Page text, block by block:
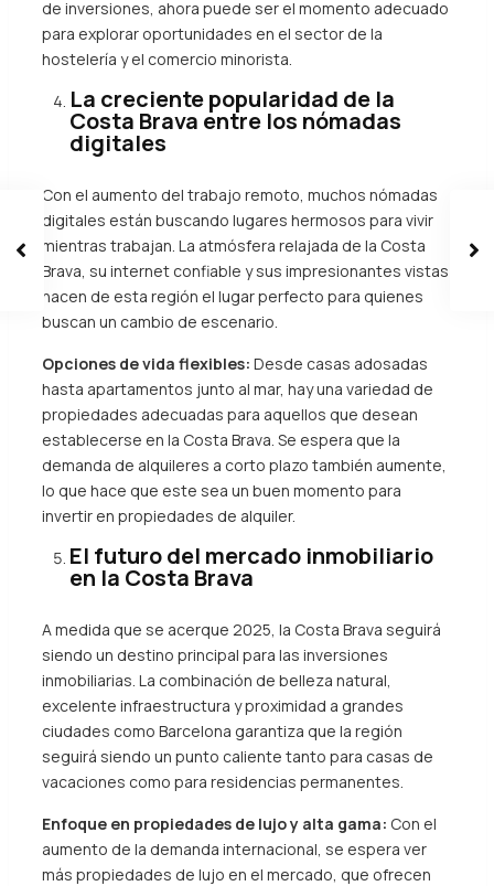
de inversiones, ahora puede ser el momento adecuado
para explorar oportunidades en el sector de la
hostelería y el comercio minorista.
La creciente popularidad de la
Costa Brava entre los nómadas
digitales
Con el aumento del trabajo remoto, muchos nómadas
digitales están buscando lugares hermosos para vivir
mientras trabajan. La atmósfera relajada de la Costa
Brava, su internet confiable y sus impresionantes vistas
hacen de esta región el lugar perfecto para quienes
buscan un cambio de escenario.
Opciones de vida flexibles: Desde casas adosadas
hasta apartamentos junto al mar, hay una variedad de
propiedades adecuadas para aquellos que desean
establecerse en la Costa Brava. Se espera que la
demanda de alquileres a corto plazo también aumente,
lo que hace que este sea un buen momento para
invertir en propiedades de alquiler.
El futuro del mercado inmobiliario
en la Costa Brava
A medida que se acerque 2025, la Costa Brava seguirá
siendo un destino principal para las inversiones
inmobiliarias. La combinación de belleza natural,
excelente infraestructura y proximidad a grandes
ciudades como Barcelona garantiza que la región
seguirá siendo un punto caliente tanto para casas de
vacaciones como para residencias permanentes.
Enfoque en propiedades de lujo y alta gama: Con el
aumento de la demanda internacional, se espera ver
más propiedades de lujo en el mercado, que ofrecen